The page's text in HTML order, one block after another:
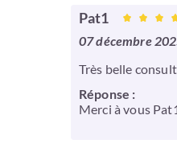
Pat1
07 décembre
Très belle
Réponse :
Merci à vous